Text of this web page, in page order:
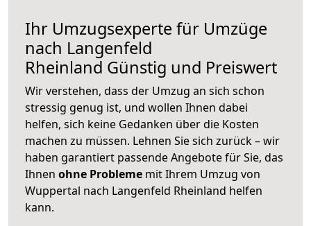
Ihr Umzugsexperte für Umzüge
nach Langenfeld
Rheinland Günstig und Preiswert
Wir verstehen, dass der Umzug an sich schon
stressig genug ist, und wollen Ihnen dabei
helfen, sich keine Gedanken über die Kosten
machen zu müssen. Lehnen Sie sich zurück – wir
haben garantiert passende Angebote für Sie, das
Ihnen ohne Probleme mit Ihrem Umzug von
Wuppertal nach Langenfeld Rheinland helfen
kann.